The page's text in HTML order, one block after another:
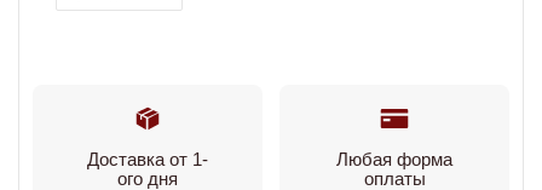
Доставка от 1-
ого дня
Любая форма
оплаты